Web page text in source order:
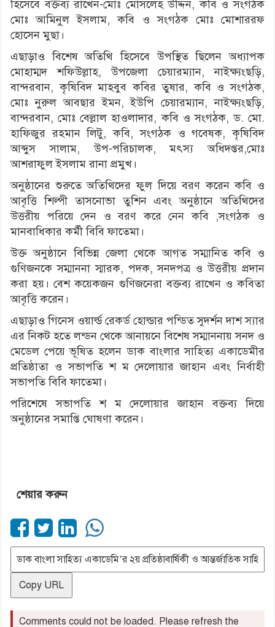
হিসেবে বক্তব্য রাখেন-মোঃ মোসলেহ উদ্দিন, কবি ও সংগঠক
মোঃ আমিনুল ইসলাম, কবি ও সংগঠক মোঃ মোশাররফ
হোসেন মুছা।
এছাড়াও বিশেষ অতিথি হিসেবে উপস্থিত ছিলেন অধ্যাপক
মোহাম্মদ শফিউল্লাহ, উপজেলা চেয়ারম্যান, নাইক্ষ্যংছড়ি,
বান্দরবান, কৃষিবিদ মাহবুব কবির তুষার, কবি ও সংগঠক,
মোঃ নুরুল আবছার ইমন, ইউপি চেয়ারম্যান, নাইক্ষ্যংছড়ি,
বান্দরবান, মোঃ বেল্লাল হাওলাদার, কবি ও সংগঠক, ড. মো.
হাফিজুর রহমান লিটু, কবি, সংগঠক ও গবেষক, কৃষিবিদ
আব্দুস সালাম, উপ-পরিচালক, মৎস্য অধিদপ্তর,মোঃ
আশরাফুল ইসলাম রানা প্রমুখ।
অনুষ্ঠানের শুরুতে অতিথিদের ফুল দিয়ে বরণ করেন কবি ও
আবৃত্তি শিল্পী তাসনোভা তুশিন এবং অনুষ্ঠানে অতিথিদের
উত্তরীয় পরিয়ে দেন ও বরণ করে নেন কবি ,সংগঠক ও
মানবাধিকার কর্মী বিবি ফাতেমা।
উক্ত অনুষ্ঠানে বিভিন্ন জেলা থেকে আগত সম্মানিত কবি ও
গুণিজনকে সম্মাননা স্মারক, পদক, সনদপত্র ও উত্তরীয় প্রদান
করা হয়। বেশ কয়েকজন গুণিজনেরা বক্তব্য রাখেন ও কবিতা
আবৃত্তি করেন।
এছাড়াও গিনেস ওয়ার্ল্ড রেকর্ড হোল্ডার পন্ডিত সুদর্শন দাশ স্যার
এর নিকট হতে লন্ডন থেকে আনায়নে বিশেষ সম্মাননায় সনদ ও
মেডেল পেয়ে ভূষিত হলেন ডাক বাংলার সাহিত্য একাডেমীর
প্রতিষ্ঠাতা ও সভাপতি শ ম দেলোয়ার জাহান এবং নির্বাহী
সভাপতি বিবি ফাতেমা।
পরিশেষে সভাপতি শ ম দেলোয়ার জাহান বক্তব্য দিয়ে
অনুষ্ঠানের সমাপ্তি ঘোষণা করেন।
শেয়ার করুন
Copy URL
Comments could not be loaded. Please refresh the